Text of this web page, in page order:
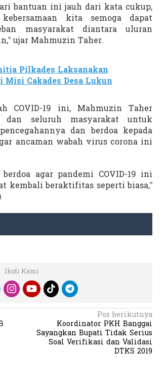
bantuan ini jauh dari kata cukup,
kita semoga dapat
masyarakat diantara uluran
ujar Mahmuzin Taher.
Pilkades Laksanakan
Cakades Desa Lukun
COVID-19 ini, Mahmuzin Taher
dan seluruh masyarakat untuk
dan berdoa kepada
ancaman wabah virus corona ini
agar pandemi COVID-19 ini
kembali beraktifitas seperti biasa,”
Ikuti Kami
Pos berikutnya
Koordinator PKH Banggai
Sayangkan Bupati Tidak Serius
Soal Verifikasi dan Validasi
DTKS 2019